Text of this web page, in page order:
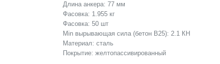
Длина анкера: 77 мм
Фасовка: 1.955 кг
Фасовка: 50 шт
Min вырывающая сила (бетон B25): 2.1 КН
Материал: сталь
Покрытие: желтопассивированный